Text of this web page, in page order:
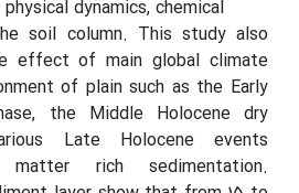
dynamics, chemical
soil column. This study also
effect of main global climate
of plain such as the Early
the Middle Holocene dry
Late Holocene events
matter rich sedimentation.